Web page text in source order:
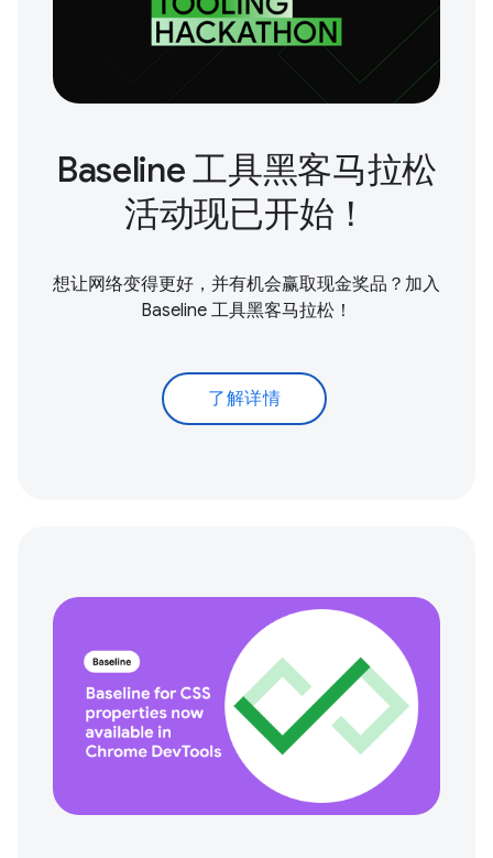
Baseline 工具黑客马拉松
活动现已开始！
想让网络变得更好，并有机会赢取现金奖品？加入
Baseline 工具黑客马拉松！
了解详情